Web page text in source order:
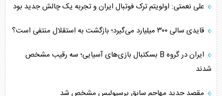
علی نعمتی: اولویتم ترک فوتبال ایران و تجربه یک چالش جدید بود
قایدی سالی ۳۰۰ میلیارد می‌گیرد؛ بازگشت به استقلال منتفی است؟
ایران در گروه B بسکتبال بازی‌های آسیایی؛ سه رقیب مشخص
شدند
مقصد جدید مهاجم سابق پرسپولیس مشخص شد